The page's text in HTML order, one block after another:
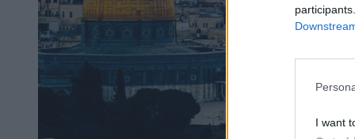
I want